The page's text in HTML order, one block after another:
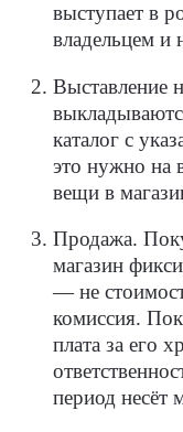
выступает в
владельцем и
Выставление
каталог с
это нужно на
вещи в
Продажа.
магазин
— не
комиссия.
плата за его
период несёт